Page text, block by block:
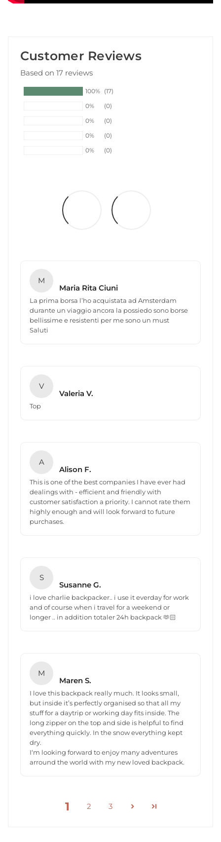
Customer Reviews
Based on 17 reviews
100% (17)
0%
(0)
0%
(0)
0%
(0)
0%
(0)
M
Maria Rita Ciuni
La prima borsa l’ho acquistata ad Amsterdam
durante un viaggio ancora la possiedo sono borse
bellissime e resistenti per me sono un must
Saluti
V
Valeria V.
Top
A
Alison F.
This is one of the best companies I have ever had
dealings with - efficient and friendly with
customer satisfaction a priority. I cannot rate them
highly enough and will look forward to future
purchases.
S
Susanne G.
i love charlie backpacker.. i use it everday for work
and of course when i travel for a weekend or
longer .. in addition totaler 24h backpack 🫶🏻
M
Maren S.
I love this backpack really much. It looks small,
but inside it’s perfectly organised so that all my
stuff for a daytrip or working day fits inside. The
long zipper on the top and side is helpful to find
everything quickly. In the snow everything kept
dry.
I‘m looking forward to enjoy many adventures
arround the world with my new loved backpack.
1 2 3